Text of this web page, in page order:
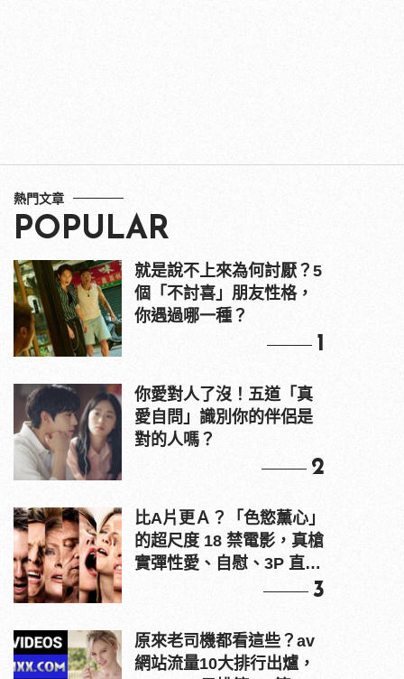
熱門文章
POPULAR
就是說不上來為何討厭？5
個「不討喜」朋友性格，
你遇過哪一種？
1
你愛對人了沒！五道「真
愛自問」識別你的伴侶是
對的人嗎？
2
比A片更Ａ？「色慾薰心」
的超尺度 18 禁電影，真槍
實彈性愛、自慰、3P 直接
3
原來老司機都看這些？av
網站流量10大排行出爐，